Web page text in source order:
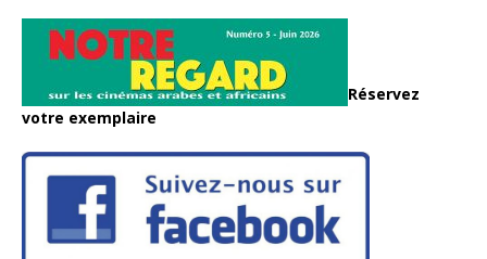
Réservez
votre exemplaire